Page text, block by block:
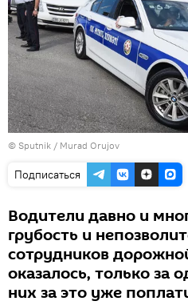
© Sputnik / Murad Orujov
Подписаться
Водители давно и
грубость и
сотрудников
оказалось, только за
них за это уже